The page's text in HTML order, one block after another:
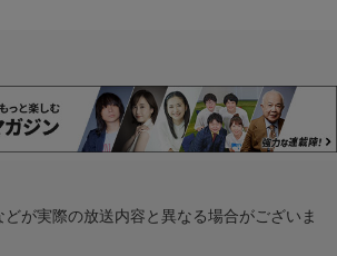
が実際の放送内容と異なる場合がございま